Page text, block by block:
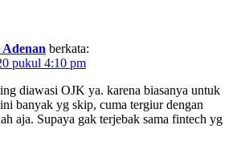
berkata:
pukul 4:10 pm
diawasi OJK ya. karena biasanya untuk
banyak yg skip, cuma tergiur dengan
aja. Supaya gak terjebak sama fintech yg